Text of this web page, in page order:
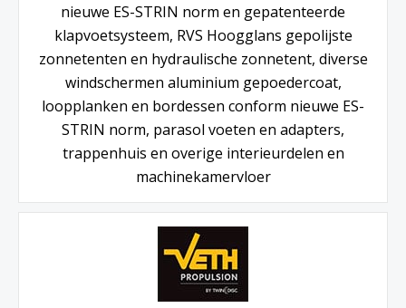
nieuwe ES-STRIN norm en gepatenteerde
klapvoetsysteem, RVS Hoogglans gepolijste
zonnetenten en hydraulische zonnetent, diverse
windschermen aluminium gepoedercoat,
loopplanken en bordessen conform nieuwe ES-
STRIN norm, parasol voeten en adapters,
trappenhuis en overige interieurdelen en
machinekamervloer